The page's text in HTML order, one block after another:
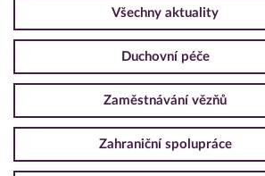
Všechny aktuality
Duchovní péče
Zaměstnávání vězňů
Zahraniční spolupráce